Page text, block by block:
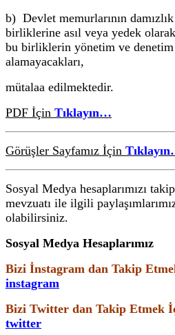
b) Devlet memurlarının
birliklerine asıl veya yedek
bu birliklerin yönetim ve
alamayacakları,
mütalaa edilmektedir.
PDF İçin Tıklayın…
Görüşler Sayfamız İçin
Sosyal Medya hesaplarımızı
mevzuatı ile ilgili
olabilirsiniz.
Sosyal Medya Hesaplarımız
Bizi İnstagram dan Takip
instagram
Bizi Twitter dan Takip Etmek
twitter